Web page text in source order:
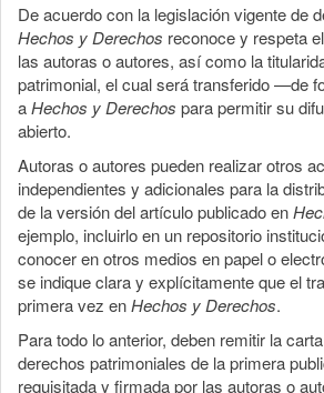
De acuerdo con la legislación vigente de
Hechos y Derechos reconoce y respeta
las autoras o autores, así como la
patrimonial, el cual será transferido —de
aHechos y Derechos para permitir su
abierto.
Autoras o autores pueden realizar otros
independientes y adicionales para la
de la versión del artículo publicado en
ejemplo, incluirlo en un repositorio
conocer en otros medios en papel o
se indique clara y explícitamente que el
primera vez enHechos y Derechos.
Para todo lo anterior, deben remitir la
derechos patrimoniales de la primera
requisitada y firmada por las autoras o